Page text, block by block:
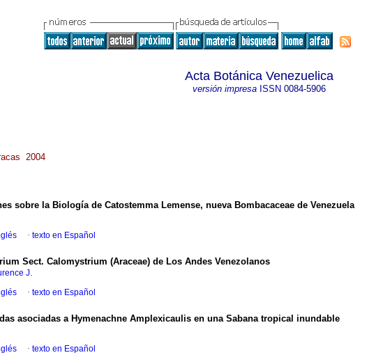
Acta Botánica Venezuelica
versión impresaISSN 0084-5906
2004
sobre la Biología de Catostemma Lemense, nueva Bombacaceae de Venezuela
· texto en Español
Sect. Calomystrium (Araceae) de Los Andes Venezolanos
J.
· texto en Español
asociadas a Hymenachne Amplexicaulis en una Sabana tropical inundable
· texto en Español